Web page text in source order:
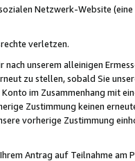
Netzwerk-Website
verletzen.
unserem alleinigen
zu stellen, sobald Sie
im Zusammenhang mit
Zustimmung keinen
vorherige Zustimmung
Antrag auf Teilnahme